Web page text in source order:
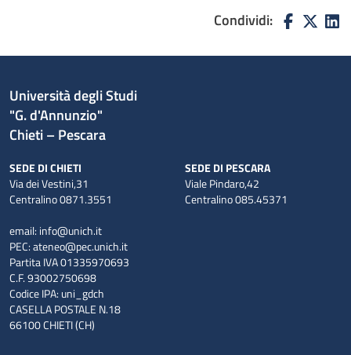
Condividi:
Università degli Studi
"G. d'Annunzio"
Chieti – Pescara
SEDE DI CHIETI
Via dei Vestini,31
Centralino 0871.3551
SEDE DI PESCARA
Viale Pindaro,42
Centralino 085.45371
email: info@unich.it
PEC:ateneo@pec.unich.it
Partita IVA 01335970693
C.F. 93002750698
Codice IPA: uni_gdch
CASELLA POSTALE N.18
66100 CHIETI (CH)